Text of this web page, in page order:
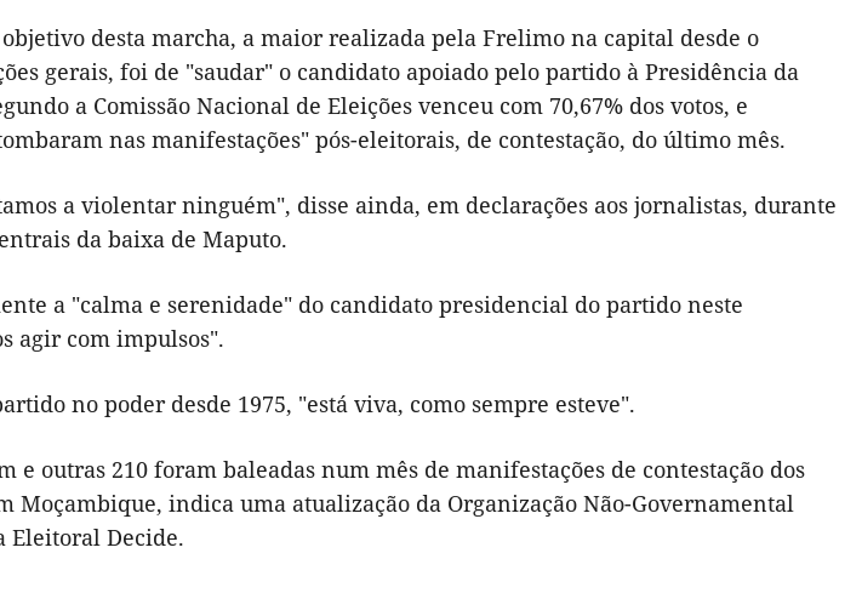
desta marcha, a maior realizada pela Frelimo na capital desde o
gerais, foi de "saudar" o candidato apoiado pelo partido à Presidência da
a Comissão Nacional de Eleições venceu com 70,67% dos votos, e
nas manifestações" pós-eleitorais, de contestação, do último mês.
a violentar ninguém", disse ainda, em declarações aos jornalistas, durante
da baixa de Maputo.
a "calma e serenidade" do candidato presidencial do partido neste
agir com impulsos".
no poder desde 1975, "está viva, como sempre esteve".
e outras 210 foram baleadas num mês de manifestações de contestação dos
Moçambique, indica uma atualização da Organização Não-Governamental
Eleitoral Decide.